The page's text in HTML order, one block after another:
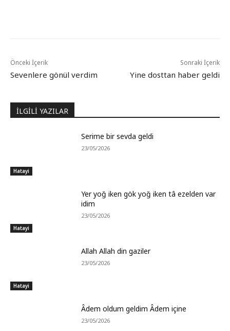
Önceki İçerik
Sevenlere gönül verdim
Sonraki İçerik
Yine dosttan haber geldi
İLGİLİ YAZILAR
Hatayi
Serime bir sevda geldi
23/05/2026
Hatayi
Yer yoğ iken gök yoğ iken tâ ezelden var
idim
23/05/2026
Hatayi
Allah Allah din gaziler
23/05/2026
Âdem oldum geldim Âdem içine
23/05/2026